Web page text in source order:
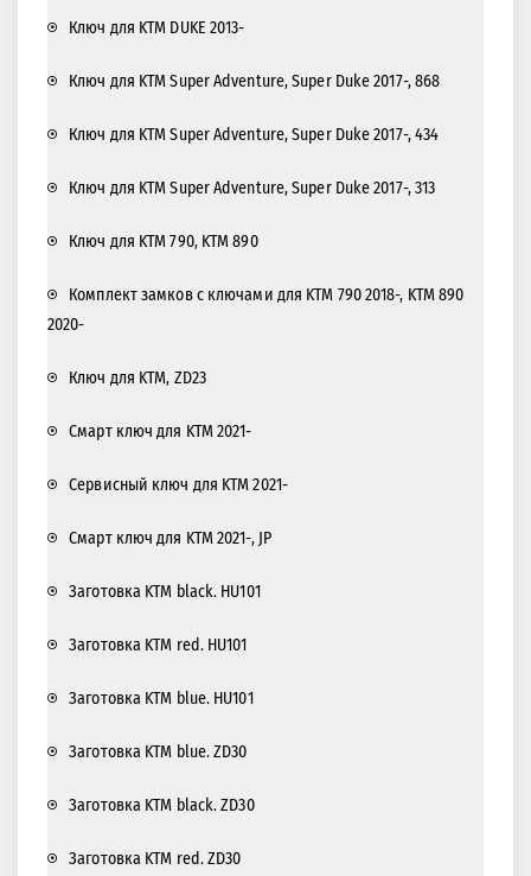
Ключ для KTM DUKE 2013-
Ключ для KTM Super Adventure, Super Duke 2017-, 868
Ключ для KTM Super Adventure, Super Duke 2017-, 434
Ключ для KTM Super Adventure, Super Duke 2017-, 313
Ключ для KTM 790, KTM 890
Комплект замков с ключами для KTM 790 2018-, KTM 890
2020-
Ключ для KTM, ZD23
Смарт ключ для KTM 2021-
Сервисный ключ для KTM 2021-
Смарт ключ для KTM 2021-, JP
Заготовка KTM black. HU101
Заготовка KTM red. HU101
Заготовка KTM blue. HU101
Заготовка KTM blue. ZD30
Заготовка KTM black. ZD30
Заготовка KTM red. ZD30